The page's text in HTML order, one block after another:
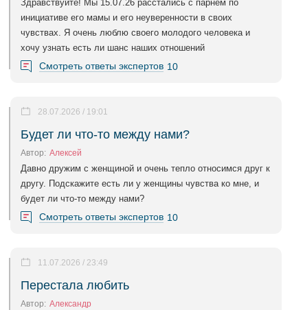
Здравствуйте! Мы 15.07.26 расстались с парнем по
инициативе его мамы и его неуверенности в своих
чувствах. Я очень люблю своего молодого человека и
хочу узнать есть ли шанс наших отношений
Смотреть ответы экспертов 10
Будет ли что-то между нами?
28.07.2026 / 19:01
Автор: Алексей
Давно дружим с женщиной и очень тепло относимся друг к
другу. Подскажите есть ли у женщины чувства ко мне, и
будет ли что-то между нами?
Смотреть ответы экспертов 10
Перестала любить
11.07.2026 / 23:49
Автор: Александр